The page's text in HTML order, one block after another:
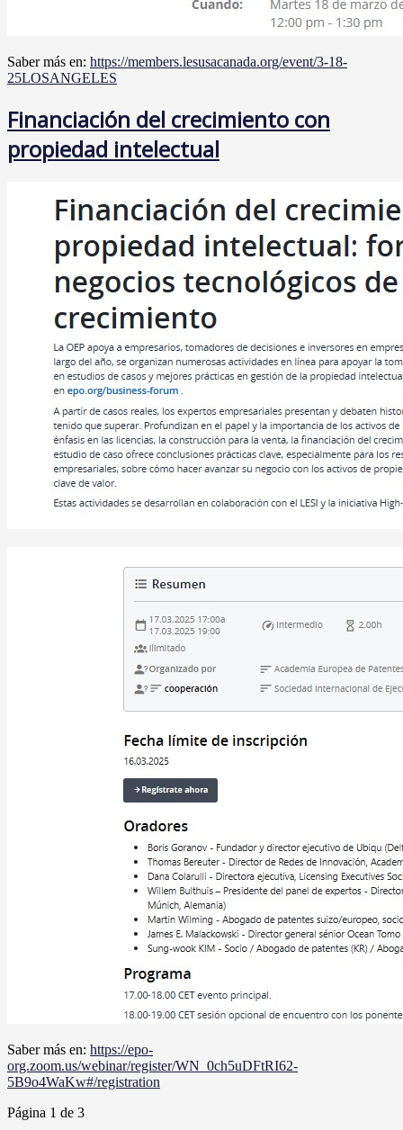
Saber más en: https://members.lesusacanada.org/event/3-18-
25LOSANGELES
Financiación del crecimiento con
propiedad intelectual
Saber más en: https://epo-
org.zoom.us/webinar/register/WN_0ch5uDFtRI62-
5B9o4WaKw#/registration
Página 1 de 3